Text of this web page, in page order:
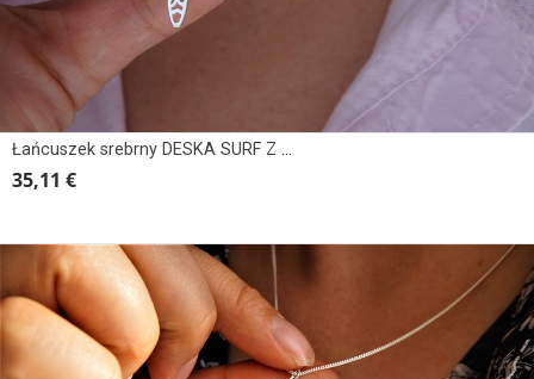
Łańcuszek srebrny DESKA SURF Z FALĄ
35,11 €